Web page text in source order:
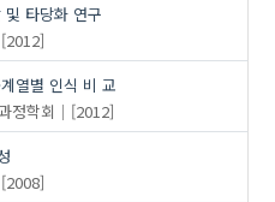
타당화 연구
[2012]
열별 인식 비 교
정학회
[2012]
[2008]